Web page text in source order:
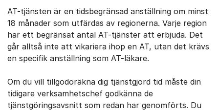
AT-tjänsten är en tidsbegränsad anställning om minst
18 månader som utfärdas av regionerna. Varje region
har ett begränsat antal AT-tjänster att erbjuda. Det
går alltså inte att vikariera ihop en AT, utan det krävs
en specifik anställning som AT-läkare.
Om du vill tillgodoräkna dig tjänstgjord tid måste din
tidigare verksamhetschef godkänna de
tjänstgöringsavsnitt som redan har genomförts. Du